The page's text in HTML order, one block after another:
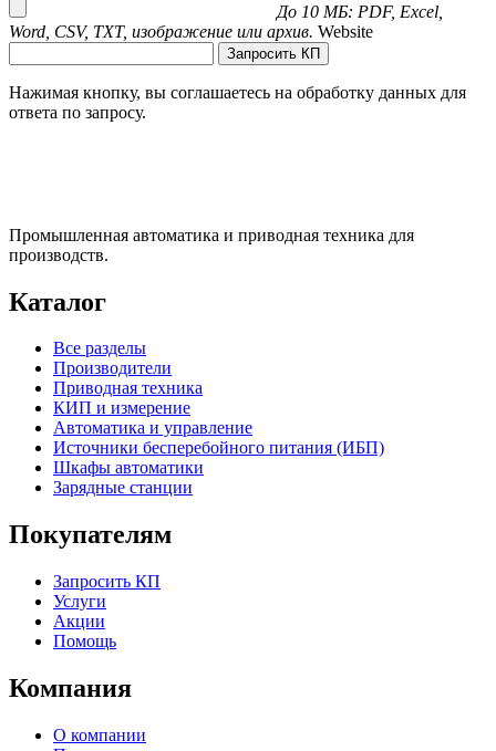
До 10 МБ: PDF, Excel,
Word, CSV, TXT, изображение или архив. Website
Запросить КП
Нажимая кнопку, вы соглашаетесь на обработку данных для
ответа по запросу.
Промышленная автоматика и приводная техника для
производств.
Каталог
Все разделы
Производители
Приводная техника
КИП и измерение
Автоматика и управление
Источники бесперебойного питания (ИБП)
Шкафы автоматики
Зарядные станции
Покупателям
Запросить КП
Услуги
Акции
Помощь
Компания
О компании